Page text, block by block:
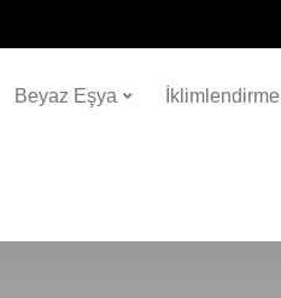
Beyaz Eşya İklimlendirme